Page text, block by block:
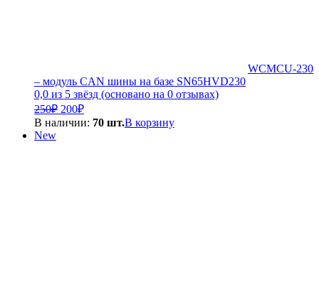
WCMCU-230
– модуль CAN шины на базе SN65HVD230
0,0 из 5 звёзд (основано на 0 отзывах)
250₽ Первоначальная
цена
200₽Текущая
цена:
В наличии: 70 шт.В корзину
New